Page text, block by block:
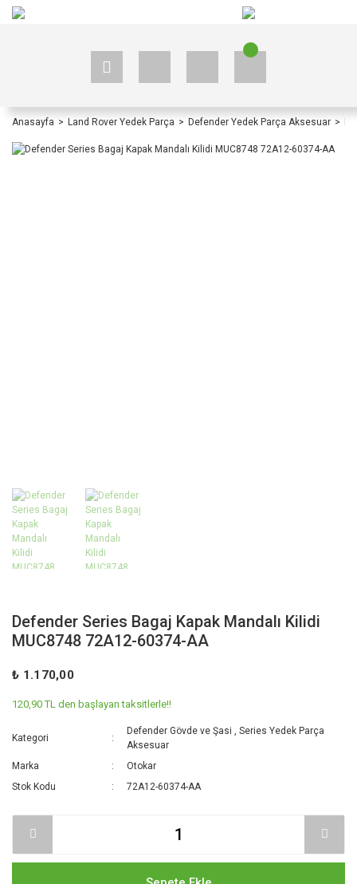
Anasayfa Land Rover Yedek Parça Defender Yedek Parça Aksesuar
Defender Series Bagaj Kapak Mandalı Kilidi
MUC8748 72A12-60374-AA
₺ 1.170,00
120,90 TL den başlayan taksitlerle!!
Kategori
Defender Gövde ve Şasi ,Series Yedek Parça
Aksesuar
Marka
Otokar
Stok Kodu
72A12-60374-AA